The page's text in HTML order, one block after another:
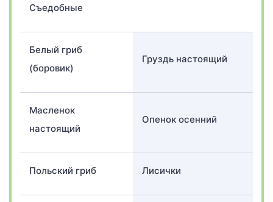
Съедобные
Белый гриб
(боровик)
Груздь настоящий
Масленок
настоящий
Опенок осенний
Польский гриб Лисички